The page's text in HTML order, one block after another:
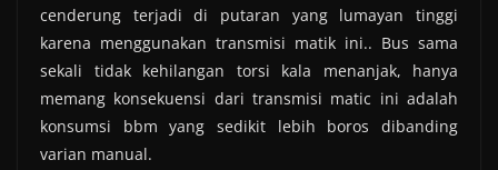
cenderung terjadi di putaran yang lumayan tinggi
karena menggunakan transmisi matik ini.. Bus sama
sekali tidak kehilangan torsi kala menanjak, hanya
memang konsekuensi dari transmisi matic ini adalah
konsumsi bbm yang sedikit lebih boros dibanding
varian manual.